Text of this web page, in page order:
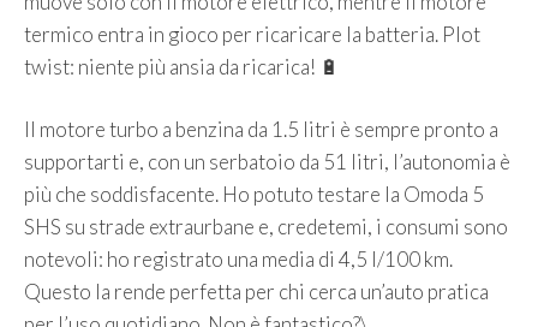
termico entra in gioco per ricaricare la batteria. Plot
twist: niente più ansia da ricarica! 🔋
Il motore turbo a benzina da 1.5 litri è sempre pronto a
supportarti e, con un serbatoio da 51 litri, l’autonomia è
più che soddisfacente. Ho potuto testare la Omoda 5
SHS su strade extraurbane e, credetemi, i consumi sono
notevoli: ho registrato una media di 4,5 l/100 km.
Questo la rende perfetta per chi cerca un’auto pratica